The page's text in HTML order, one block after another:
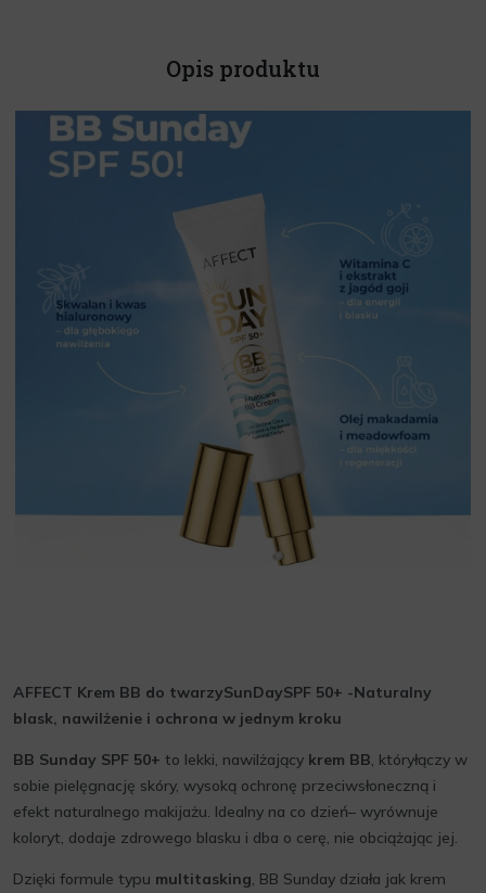
Opis produktu
AFFECT Krem BB do twarzySunDaySPF 50+ -Naturalny
blask, nawilżenie i ochrona w jednym kroku
BB Sunday SPF 50+ to lekki, nawilżający krem BB, któryłączy w
sobie pielęgnację skóry, wysoką ochronę przeciwsłoneczną i
efekt naturalnego makijażu. Idealny na co dzień– wyrównuje
koloryt, dodaje zdrowego blasku i dba o cerę, nie obciążając jej.
Dzięki formule typu multitasking, BB Sunday działa jak krem